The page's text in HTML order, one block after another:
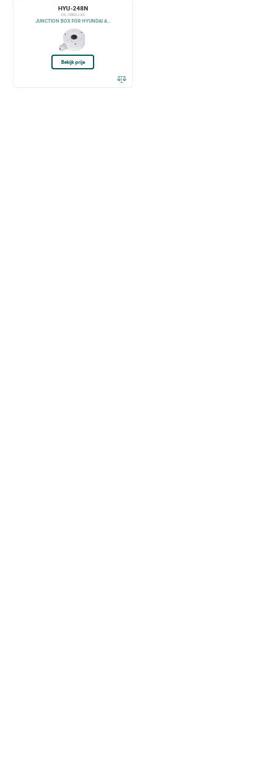
HYU-248N
DS-1280ZJ-XS
JUNCTION BOX FOR HYUNDAI A...
Bekijk prijs